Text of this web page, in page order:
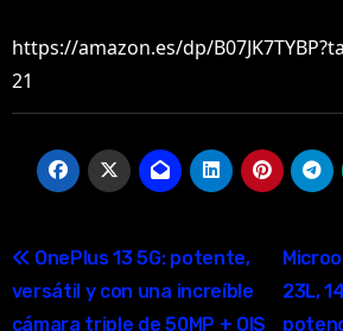
https://amazon.es/dp/
21
Navegación
de
OnePlus 13 5G: potente,
versátil y con una increíble
cámara triple de 50MP + OIS
23L,